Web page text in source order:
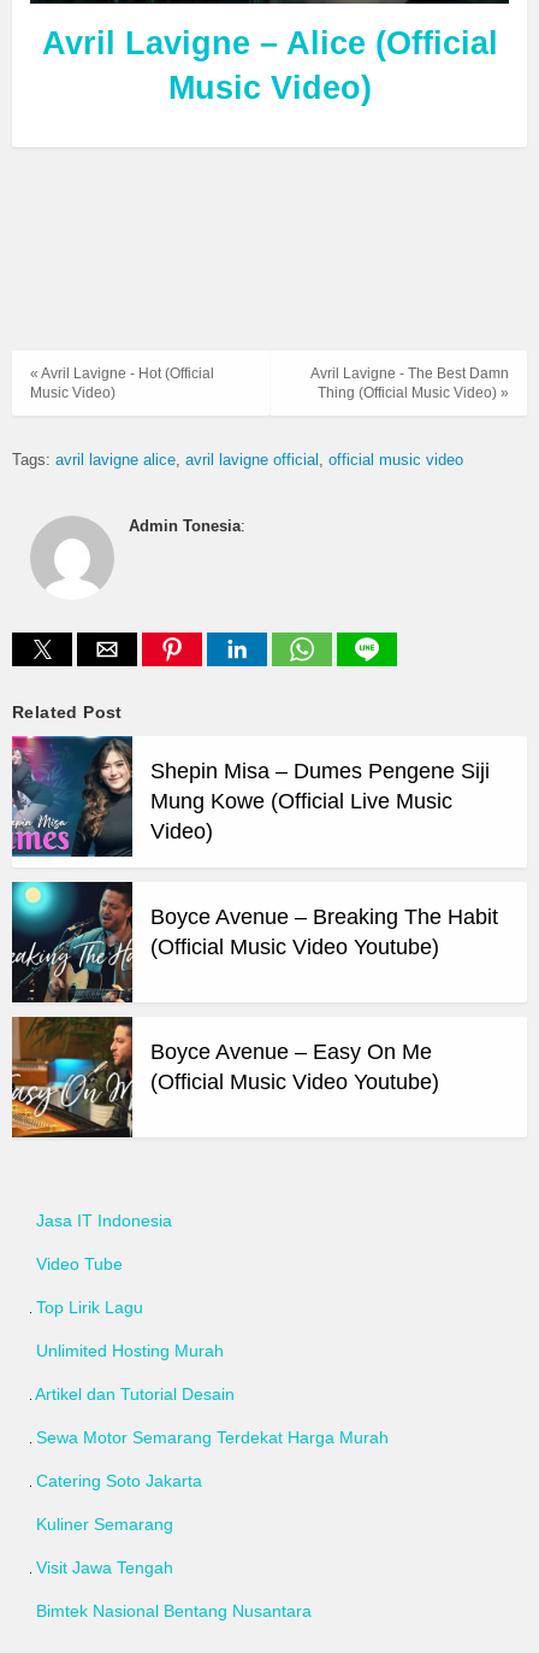
Avril Lavigne – Alice (Official
Music Video)
Avril Lavigne - The Best Damn
Thing (Official Music Video) »
« Avril Lavigne - Hot (Official
Music Video)
Tags: avril lavigne alice avril lavigne official official music video
Admin Tonesia:
Related Post
Shepin Misa – Dumes Pengene Siji
Mung Kowe (Official Live Music
Video)
Boyce Avenue – Breaking The Habit
(Official Music Video Youtube)
Boyce Avenue – Easy On Me
(Official Music Video Youtube)
Jasa IT Indonesia
Video Tube
Top Lirik Lagu
Unlimited Hosting Murah
Artikel dan Tutorial Desain
Sewa Motor Semarang Terdekat Harga Murah
Catering Soto Jakarta
Kuliner Semarang
Visit Jawa Tengah
Bimtek Nasional Bentang Nusantara